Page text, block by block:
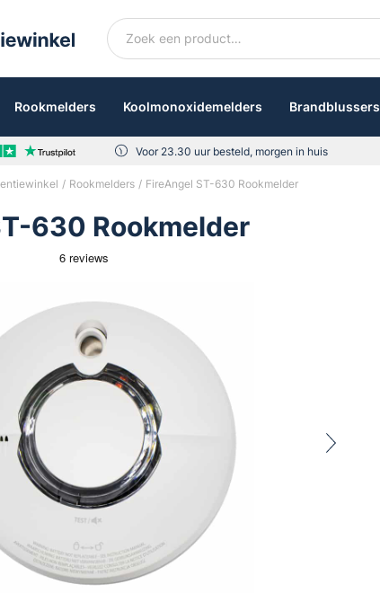
Rookmelders Koolmonoxidemelders Brandblussers
Voor 23.30 uur besteld, morgen in huis
Rookmelders FireAngel ST-630 Rookmelder
630 Rookmelder